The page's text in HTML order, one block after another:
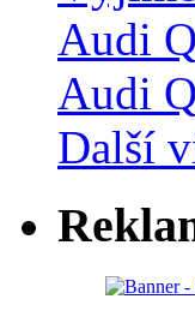
Audi
Další